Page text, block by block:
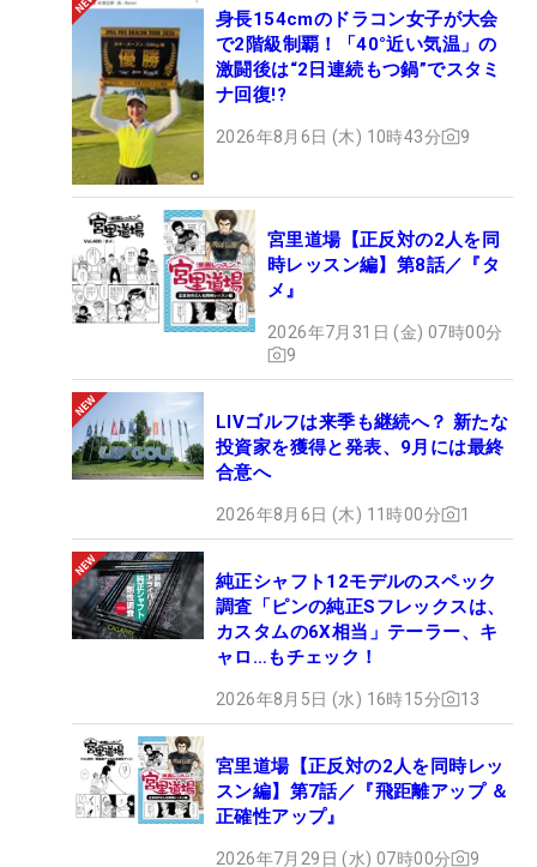
身長154cmのドラコン女子が大会
で2階級制覇！「40°近い気温」の
激闘後は“2日連続もつ鍋”でスタミ
ナ回復!?
2026年8月6日 (木) 10時43分 9
宮里道場【正反対の2人を同
時レッスン編】第8話／『タ
メ』
2026年7月31日 (金) 07時00分
9
LIVゴルフは来季も継続へ？ 新たな
投資家を獲得と発表、9月には最終
合意へ
2026年8月6日 (木) 11時00分 1
純正シャフト12モデルのスペック
調査「ピンの純正Sフレックスは、
カスタムの6X相当」テーラー、キ
ャロ…もチェック！
2026年8月5日 (水) 16時15分 13
宮里道場【正反対の2人を同時レッ
スン編】第7話／『飛距離アップ ＆
正確性アップ』
2026年7月29日 (水) 07時00分 9